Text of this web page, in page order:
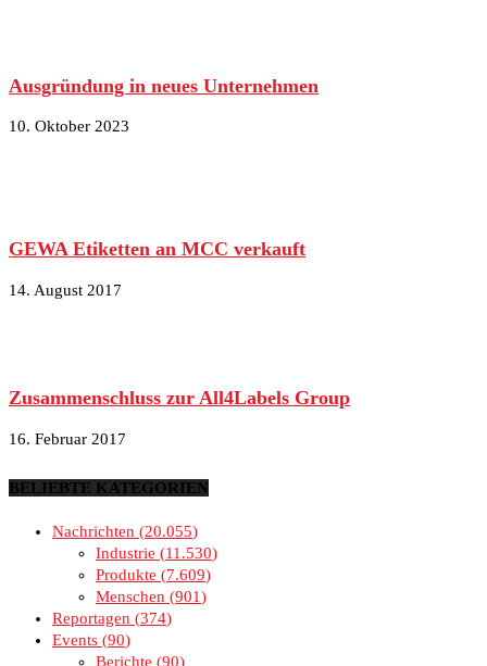
Ausgründung in neues Unternehmen
10. Oktober 2023
GEWA Etiketten an MCC verkauft
14. August 2017
Zusammenschluss zur All4Labels Group
16. Februar 2017
BELIEBTE KATEGORIEN
Nachrichten
20.055
Industrie
11.530
Produkte
7.609
Menschen
901
Reportagen
374
Events 90
Berichte
90